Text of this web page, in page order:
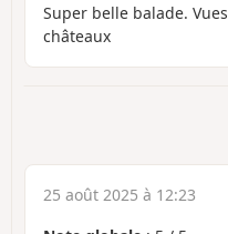
Super belle balade.
châteaux
25 août 2025 à 12:23